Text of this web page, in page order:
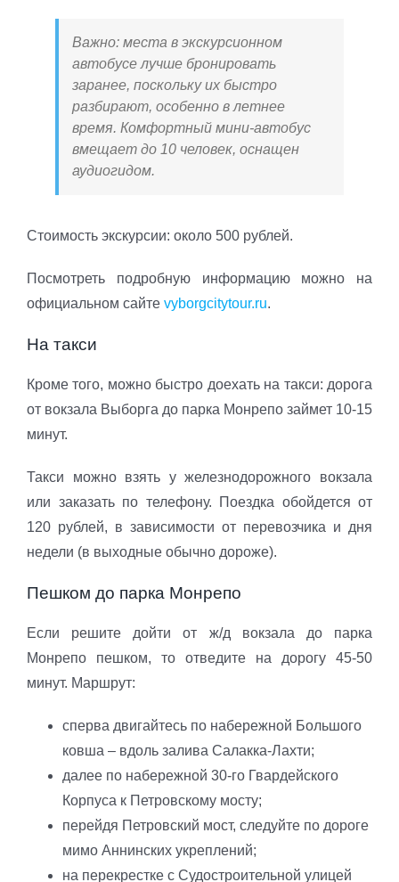
Важно: места в экскурсионном
автобусе лучше бронировать
заранее, поскольку их быстро
разбирают, особенно в летнее
время. Комфортный мини-автобус
вмещает до 10 человек, оснащен
аудиогидом.
Стоимость экскурсии: около 500 рублей.
Посмотреть подробную информацию можно на
официальном сайте vyborgcitytour.ru.
На такси
Кроме того, можно быстро доехать на такси: дорога
от вокзала Выборга до парка Монрепо займет 10-15
минут.
Такси можно взять у железнодорожного вокзала
или заказать по телефону. Поездка обойдется от
120 рублей, в зависимости от перевозчика и дня
недели (в выходные обычно дороже).
Пешком до парка Монрепо
Если решите дойти от ж/д вокзала до парка
Монрепо пешком, то отведите на дорогу 45-50
минут. Маршрут:
сперва двигайтесь по набережной Большого
ковша – вдоль залива Салакка-Лахти;
далее по набережной 30-го Гвардейского
Корпуса к Петровскому мосту;
перейдя Петровский мост, следуйте по дороге
мимо Аннинских укреплений;
на перекрестке с Судостроительной улицей